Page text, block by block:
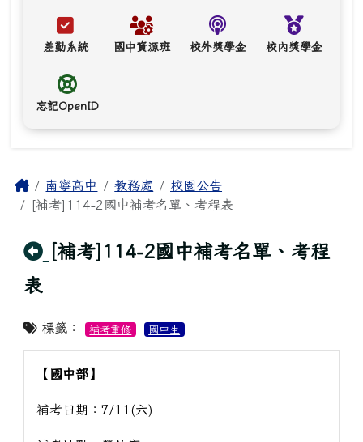
差勤系統 國中資源班 校外獎學金 校內獎學金
忘記OpenID
主內容區域
Home南寧高中 教務處
校園公告
[補考]114-2國中補考名單、考程表
回上頁
[補考]114-2國中補考名單、考程
表
標籤： 補考重修 國中生
【國中部】
補考日期：7/11(六)